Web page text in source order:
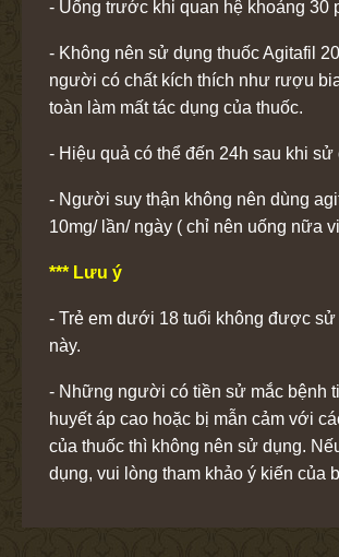
- Uống trước khi quan hệ khoảng 30
- Không nên sử dụng thuốc Agitafil
người có chất kích thích như rượu
toàn làm mất tác dụng của thuốc.
- Hiệu quả có thể đến 24h sau khi sử
- Người suy thận không nên dùng
10mg/ lần/ ngày ( chỉ nên uống nữa
*** Lưu ý
- Trẻ em dưới 18 tuổi không được sử
này.
- Những người có tiền sử mắc bệnh
huyết áp cao hoặc bị mẫn cảm với
của thuốc thì không nên sử dụng.
dụng, vui lòng tham khảo ý kiến của